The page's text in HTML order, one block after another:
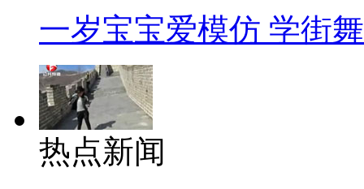
一岁宝宝爱模仿 学街
热点新闻